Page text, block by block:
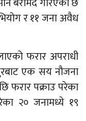
र ११ जना अवैध
फरार अपराधी
एक सय नौजना
फरार पक्राउ परेका
२० जनामध्ये १९